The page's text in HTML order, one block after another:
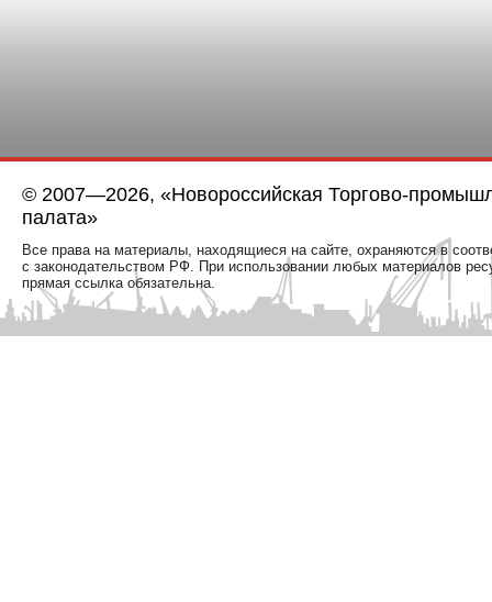
© 2007—2026, «Новороссийская Торгово-
палата»
Все права на материалы, находящиеся на сайте, охраняются в
с законодательством РФ. При использовании любых материалов
прямая ссылка обязательна.